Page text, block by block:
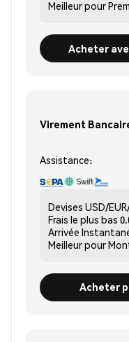
Meilleur pour
Acheter
Virement
Assistance:
Devises USD/
Frais le plus bas
Arrivée
Meilleur pour
Acheter